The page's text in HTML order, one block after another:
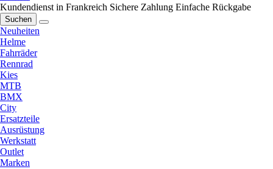
Kundendienst in Frankreich Sichere Zahlung Einfache Rückgabe
Suchen
Neuheiten
Helme
Fahrräder
Rennrad
Kies
MTB
BMX
City
Ersatzteile
Ausrüstung
Werkstatt
Outlet
Marken